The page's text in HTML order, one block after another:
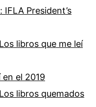
President’s
Los libros que me leí
el 2019
Los libros quemados